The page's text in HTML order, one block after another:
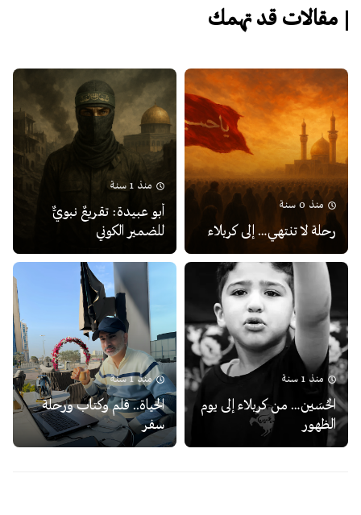
مقالات قد تهمك
منذ 0 سنة
رحلة لا تنتهي… إلى كربلاء
منذ 1 سنة
أبو عبيدة: تقريعٌ نبويٌّ
للضمير الكوني
منذ 1 سنة
الحُسَين… من كربلاء إلى يوم
الظهور
منذ 1 سنة
الحياة.. قلم وكتاب ورحلة
سفر